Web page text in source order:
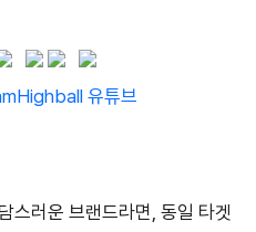
유튜브
스러운 브랜드라면, 동일 타겟